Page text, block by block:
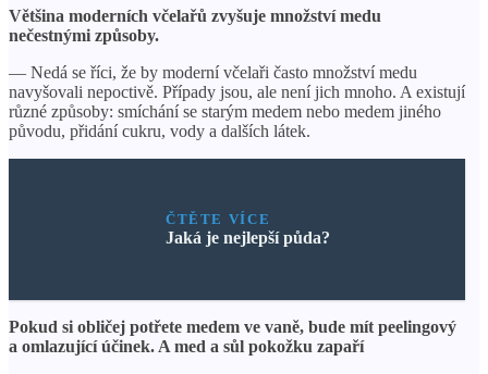
Většina moderních včelařů zvyšuje množství medu
nečestnými způsoby.
— Nedá se říci, že by moderní včelaři často množství medu
navyšovali nepoctivě. Případy jsou, ale není jich mnoho. A existují
různé způsoby: smíchání se starým medem nebo medem jiného
původu, přidání cukru, vody a dalších látek.
ČTĚTE VÍCE
Jaká je nejlepší půda?
Pokud si obličej potřete medem ve vaně, bude mít peelingový
a omlazující účinek. A med a sůl pokožku zapaří